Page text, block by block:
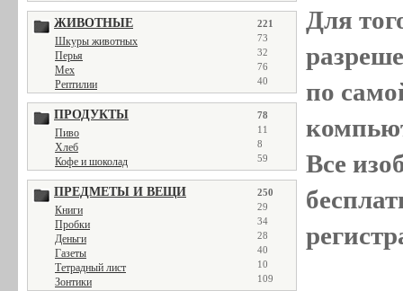
ЖИВОТНЫЕ 221
Шкуры животных 73
Перья 32
Мех 76
Рептилии 40
ПРОДУКТЫ 78
Пиво 11
Хлеб 8
Кофе и шоколад 59
ПРЕДМЕТЫ И ВЕЩИ 250
Книги 29
Пробки 34
Деньги 28
Газеты 40
Тетрадный лист 10
Зонтики 109
Для
по
Все